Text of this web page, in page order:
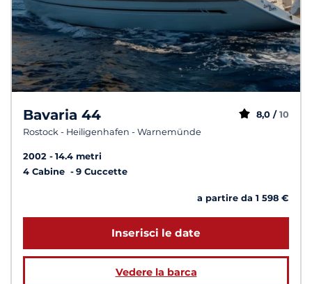
Bavaria 44
Rostock - Heiligenhafen - Warnemünde
8,0 / 10
2002
14.4 metri
4 Cabine
9 Cuccette
a partire da 1 598 €
Inserisci le date
Vedere la barca